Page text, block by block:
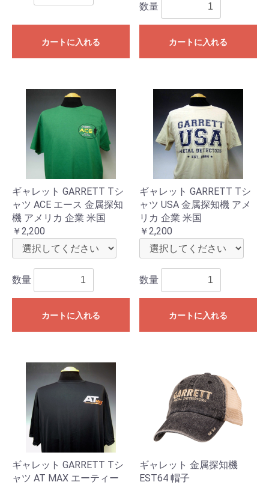
カートに入れる
数量
カートに入れる
ギャレット GARRETT Tシ
ャツ ACE エース 金属探知
機 アメリカ 企業 米国
￥2,200
数量
カートに入れる
ギャレット GARRETT Tシ
ャツ USA 金属探知機 アメ
リカ 企業 米国
￥2,200
数量
カートに入れる
ギャレット GARRETT Tシ
ャツ AT MAX エーティー
ギャレット 金属探知機
EST64 帽子